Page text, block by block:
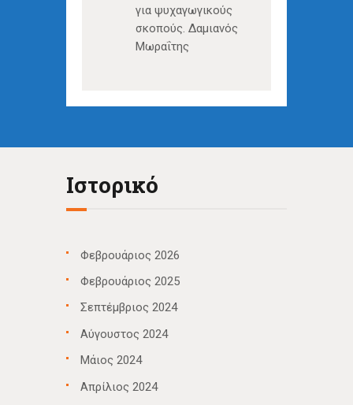
για ψυχαγωγικούς
σκοπούς. Δαμιανός
Μωραΐτης
Ιστορικό
Φεβρουάριος 2026
Φεβρουάριος 2025
Σεπτέμβριος 2024
Αύγουστος 2024
Μάιος 2024
Απρίλιος 2024